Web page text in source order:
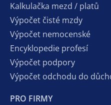
Kalkulačka mezd / platů
Výpočet čisté mzdy
Výpočet nemocenské
Encyklopedie profesí
Výpočet podpory
Výpočet odchodu do
PRO FIRMY